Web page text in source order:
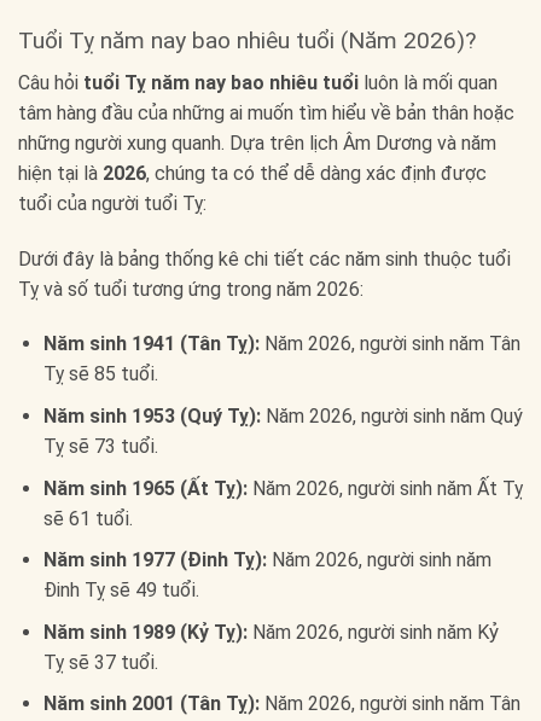
Tuổi Tỵ năm nay bao nhiêu tuổi (Năm 2026)?
Câu hỏi tuổi Tỵ năm nay bao nhiêu tuổi luôn là mối quan
tâm hàng đầu của những ai muốn tìm hiểu về bản thân hoặc
những người xung quanh. Dựa trên lịch Âm Dương và năm
hiện tại là 2026, chúng ta có thể dễ dàng xác định được
tuổi của người tuổi Tỵ:
Dưới đây là bảng thống kê chi tiết các năm sinh thuộc tuổi
Tỵ và số tuổi tương ứng trong năm 2026:
Năm sinh 1941 (Tân Tỵ):Năm 2026, người sinh năm Tân
Tỵ sẽ 85 tuổi.
Năm sinh 1953 (Quý Tỵ):Năm 2026, người sinh năm Quý
Tỵ sẽ 73 tuổi.
Năm sinh 1965 (Ất Tỵ):Năm 2026, người sinh năm Ất Tỵ
sẽ 61 tuổi.
Năm sinh 1977 (Đinh Tỵ):Năm 2026, người sinh năm
Đinh Tỵ sẽ 49 tuổi.
Năm sinh 1989 (Kỷ Tỵ):Năm 2026, người sinh năm Kỷ
Tỵ sẽ 37 tuổi.
Năm sinh 2001 (Tân Tỵ):Năm 2026, người sinh năm Tân